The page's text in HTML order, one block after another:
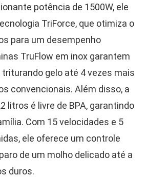
potência de 1500W, ele
TriForce, que otimiza o
para um desempenho
TruFlow em inox garantem
triturando gelo até 4 vezes mais
convencionais. Além disso, a
litros é livre de BPA, garantindo
Com 15 velocidades e 5
ele oferece um controle
de um molho delicado até a
duros.